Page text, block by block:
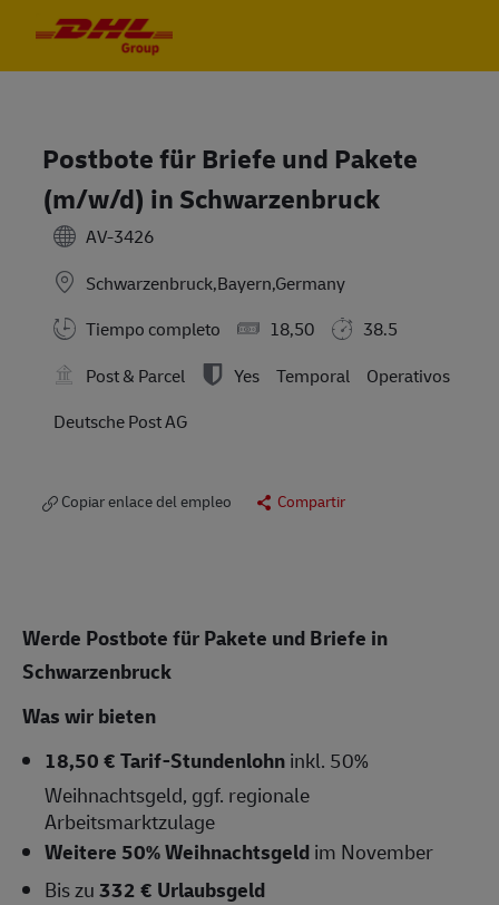
Postbote für Briefe und Pakete
(m/w/d) in Schwarzenbruck
AV-3426
Schwarzenbruck,Bayern,Germany
Tiempo completo
18,50
38.5
Post & Parcel
Yes Temporal
Operativos
Deutsche Post AG
Copiar enlace del empleo Compartir
Werde Postbote für Pakete und Briefe in
Schwarzenbruck
Was wir bieten
18,50 € Tarif-Stundenlohninkl. 50%
Weihnachtsgeld, ggf. regionale
Arbeitsmarktzulage
Weitere 50% Weihnachtsgeldim November
Bis zu332 € Urlaubsgeld